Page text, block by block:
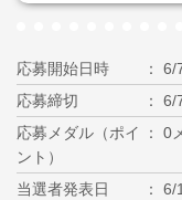
応募開始日時
6/
応募締切
6/
応募メダル（ポイ
ント）
0
当選者発表日
6/